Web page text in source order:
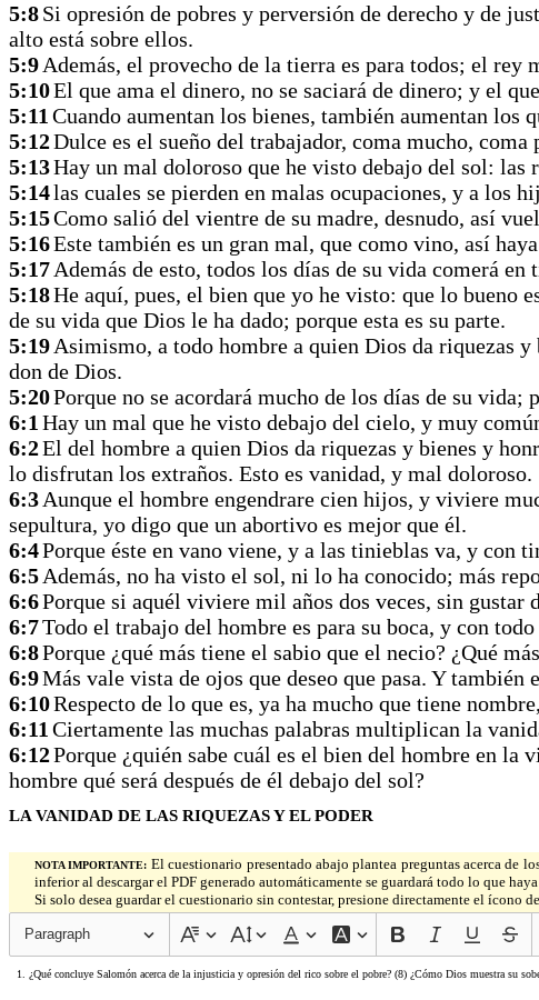
5:8Si opresión de pobres y perversión de derecho y de
alto está sobre ellos.
5:9 Además, el provecho de la tierra es para todos; el rey
5:10El que ama el dinero, no se saciará de dinero; y el
5:11 Cuando aumentan los bienes, también aumentan los
5:12Dulce es el sueño del trabajador, coma mucho,
5:13Hay un mal doloroso que he visto debajo del sol: las
5:14las cuales se pierden en malas ocupaciones, y a los
5:15Como salió del vientre de su madre, desnudo, así
5:16Este también es un gran mal, que como vino, así
5:17 Además de esto, todos los días de su vida comerá
5:18He aquí, pues, el bien que yo he visto: que lo bueno
de su vida que Dios le ha dado; porque esta es su parte.
5:19 Asimismo, a todo hombre a quien Dios da riquezas
don de Dios.
5:20Porque no se acordará mucho de los días de su
6:1 Hay un mal que he visto debajo del cielo, y muy
6:2El del hombre a quien Dios da riquezas y bienes y
lo disfrutan los extraños. Esto es vanidad, y mal doloroso.
6:3 Aunque el hombre engendrare cien hijos, y viviere
sepultura, yo digo que un abortivo es mejor que él.
6:4Porque éste en vano viene, y a las tinieblas va, y con
6:5 Además, no ha visto el sol, ni lo ha conocido; más
6:6Porque si aquél viviere mil años dos veces, sin gustar
6:7Todo el trabajo del hombre es para su boca, y con todo
6:8Porque ¿qué más tiene el sabio que el necio? ¿Qué
6:9Más vale vista de ojos que deseo que pasa. Y
6:10Respecto de lo que es, ya ha mucho que tiene
6:11 Ciertamente las muchas palabras multiplican la
6:12Porque ¿quién sabe cuál es el bien del hombre en la
hombre qué será después de él debajo del sol?
LA VANIDAD DE LAS RIQUEZAS Y EL PODER
NOTA IMPORTANTE: El cuestionario presentado abajo plantea preguntas acerca de
inferior al descargar el PDF generado automáticamente se guardará todo lo que
Si solo desea guardar el cuestionario sin contestar, presione directamente el ícono
Paragraph
1. ¿Qué concluye Salomón acerca de la injusticia y opresión del rico sobre el pobre? (8) ¿Cómo Dios muestra su